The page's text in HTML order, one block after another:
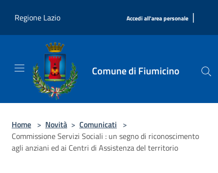
Regione Lazio
Accedi all'area personale |
Comune di Fiumicino
Home > Novità > Comunicati >
Commissione Servizi Sociali : un segno di riconoscimento
agli anziani ed ai Centri di Assistenza del territorio